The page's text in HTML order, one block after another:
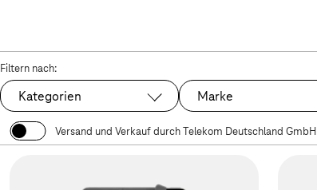
Filtern nach:
Kategorien Marke
Versand und Verkauf durch Telekom Deutschland GmbH